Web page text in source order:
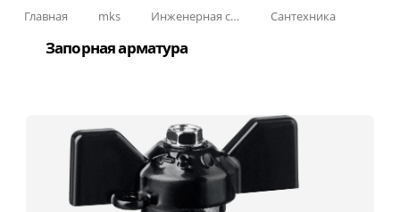
Главная mks Инженерная сантехника и инструменты Сантехника
Запорная арматура